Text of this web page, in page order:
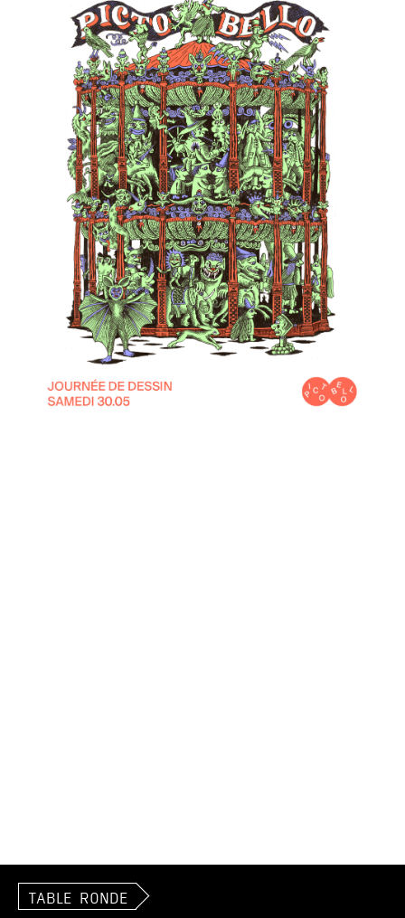
TABLE RONDE